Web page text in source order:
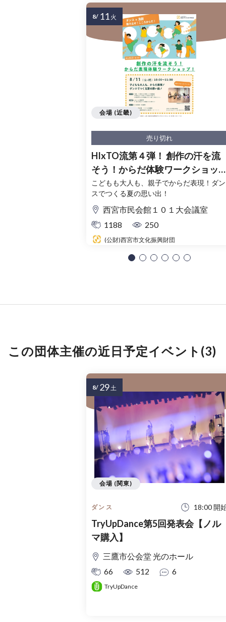
売り切れ
HIxTO流第４弾！ 創作の汗を流
そう！からだ体験ワークショッ
プ！
こどもも大人も、親子でからだ表現！ダン
スでつくる夏の思い出！
西宮市民会館１０１大会議室
1188
250
(公財)西宮市文化振興財団
会場 (近畿)
8/ 11 火
この団体主催の近日予定イベント(3)
ダンス 18:00 開
TryUpDance第5回発表会【ノル
マ購入】
三鷹市公会堂 光のホール
66
512 6
TryUpDance
会場 (関東)
8/ 29土